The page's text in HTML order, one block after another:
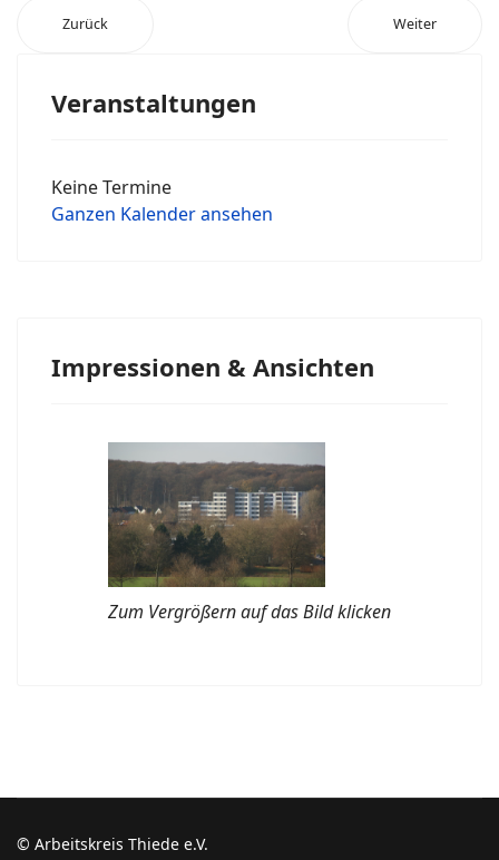
Zurück Weiter
Veranstaltungen
Keine Termine
Ganzen Kalender ansehen
Impressionen & Ansichten
Zum Vergrößern auf das Bild klicken
© Arbeitskreis Thiede e.V.